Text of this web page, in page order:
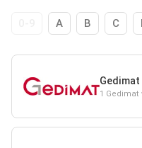
A B C
Gedimat
1 Gedimat